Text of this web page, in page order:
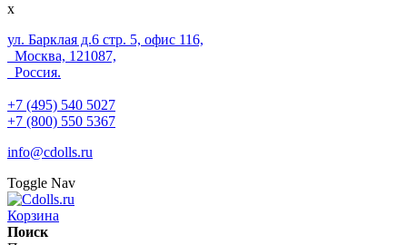
x
ул. Барклая д.6 стр. 5, офис 116,
Москва, 121087,
Россия.
+7 (495) 540 5027
+7 (800) 550 5367
info@cdolls.ru
Toggle Nav
Корзина
Поиск